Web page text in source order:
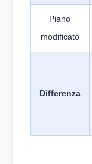
Piano
modificato
Differenza